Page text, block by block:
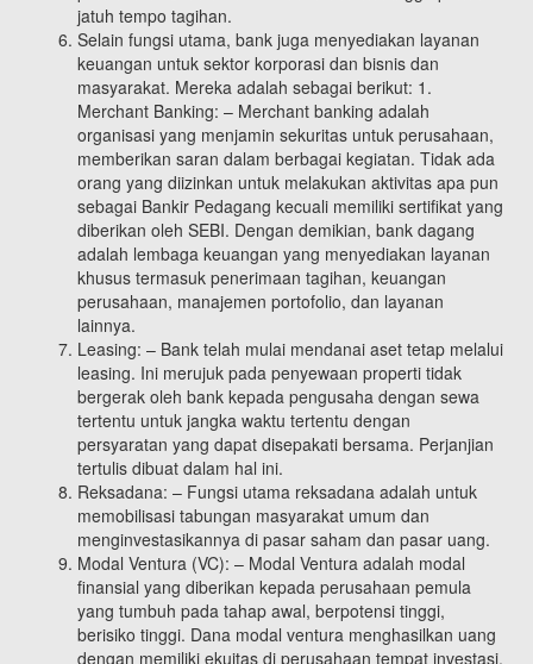
jatuh tempo tagihan.
Selain fungsi utama, bank juga menyediakan layanan
keuangan untuk sektor korporasi dan bisnis dan
masyarakat. Mereka adalah sebagai berikut: 1.
Merchant Banking: – Merchant banking adalah
organisasi yang menjamin sekuritas untuk perusahaan,
memberikan saran dalam berbagai kegiatan. Tidak ada
orang yang diizinkan untuk melakukan aktivitas apa pun
sebagai Bankir Pedagang kecuali memiliki sertifikat yang
diberikan oleh SEBI. Dengan demikian, bank dagang
adalah lembaga keuangan yang menyediakan layanan
khusus termasuk penerimaan tagihan, keuangan
perusahaan, manajemen portofolio, dan layanan
lainnya.
Leasing: – Bank telah mulai mendanai aset tetap melalui
leasing. Ini merujuk pada penyewaan properti tidak
bergerak oleh bank kepada pengusaha dengan sewa
tertentu untuk jangka waktu tertentu dengan
persyaratan yang dapat disepakati bersama. Perjanjian
tertulis dibuat dalam hal ini.
Reksadana: – Fungsi utama reksadana adalah untuk
memobilisasi tabungan masyarakat umum dan
menginvestasikannya di pasar saham dan pasar uang.
Modal Ventura (VC): – Modal Ventura adalah modal
finansial yang diberikan kepada perusahaan pemula
yang tumbuh pada tahap awal, berpotensi tinggi,
berisiko tinggi. Dana modal ventura menghasilkan uang
dengan memiliki ekuitas di perusahaan tempat investasi,